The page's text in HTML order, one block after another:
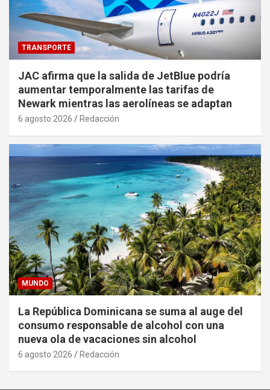
TRANSPORTE
JAC afirma que la salida de JetBlue podría
aumentar temporalmente las tarifas de
Newark mientras las aerolíneas se adaptan
6 agosto 2026 Redacción
MUNDO
La República Dominicana se suma al auge del
consumo responsable de alcohol con una
nueva ola de vacaciones sin alcohol
6 agosto 2026 Redacción